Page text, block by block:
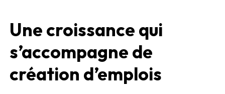
Une croissance qui
s’accompagne de
création d’emplois